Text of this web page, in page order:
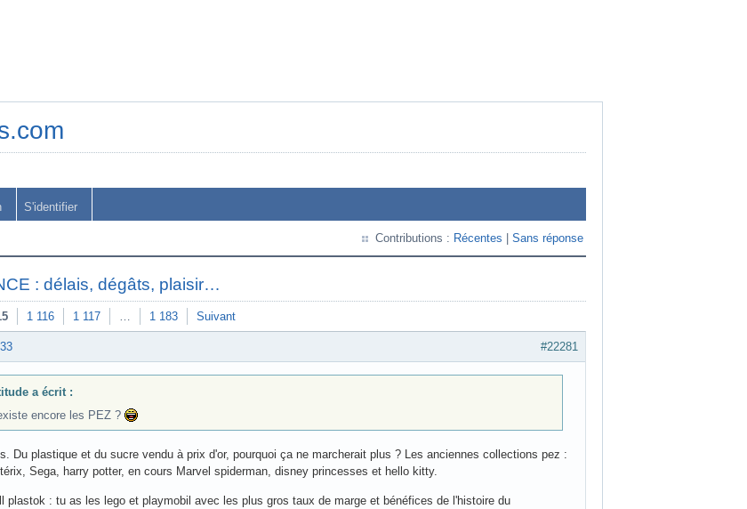
S'identifier
Contributions : Récentes Sans réponse
: délais, dégâts, plaisir…
1 116 1 117 … 1 183 Suivant
#22281
a écrit :
encore les PEZ ?
Du plastique et du sucre vendu à prix d'or, pourquoi ça ne marcherait plus ? Les anciennes collections pez :
Sega, harry potter, en cours Marvel spiderman, disney princesses et hello kitty.
plastok : tu as les lego et playmobil avec les plus gros taux de marge et bénéfices de l'histoire du